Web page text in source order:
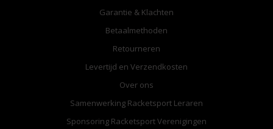
Garantie & Klachten
Betaalmethoden
Retourneren
Levertijd en Verzendkosten
Over ons
Samenwerking Racketsport Leraren
Sponsoring Racketsport Verenigingen